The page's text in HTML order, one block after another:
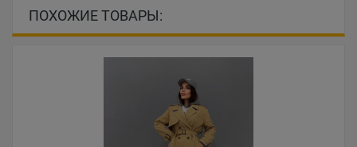
ПОХОЖИЕ ТОВАРЫ: